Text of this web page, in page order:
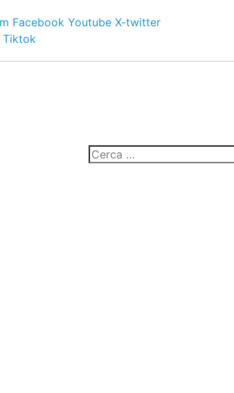
Facebook Youtube X-twitter
Tiktok